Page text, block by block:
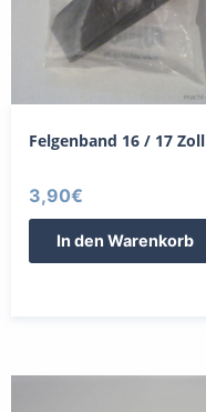
Felgenband 16 / 17 Zoll
3,90€
In den Warenkorb